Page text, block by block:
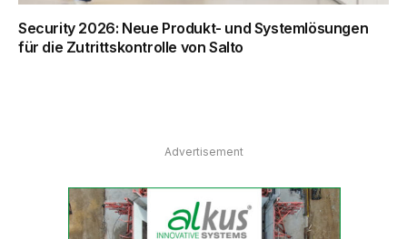
Security 2026: Neue Produkt- und Systemlösungen
für die Zutrittskontrolle von Salto
Advertisement